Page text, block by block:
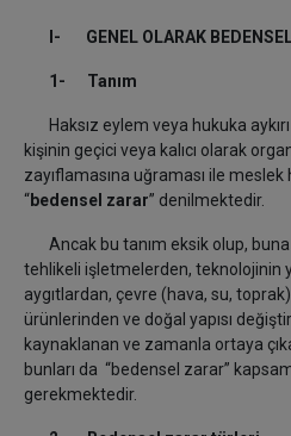
I- GENEL OLARAK
1- Tanım
Haksız eylem veya hukuka
kişinin geçici veya kalıcı olarak
zayıflamasına uğraması ile meslek
“bedensel zarar” denilmektedir.
Ancak bu tanım eksik olup, buna
tehlikeli işletmelerden, teknolojinin
aygıtlardan, çevre (hava, su,
ürünlerinden ve doğal yapısı
kaynaklanan ve zamanla ortaya
bunları da “bedensel zarar”
gerekmektedir.